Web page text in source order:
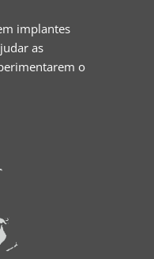
implantes
as
o